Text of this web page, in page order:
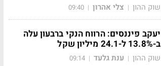
שוק ההון | צלי אהרון |
09:40
יעקב פיננסים: הרווח הנקי ברבעון עלה
ב-13.8% ל-24.1 מיליון שקל
שוק ההון | ענת גלעד |
09:14